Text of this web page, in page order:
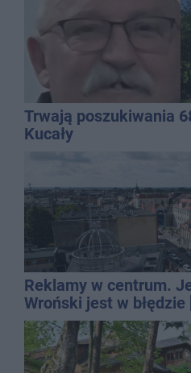
Trwają poszukiwania
Kucały
Reklamy w centrum.
Wroński jest w błędzie